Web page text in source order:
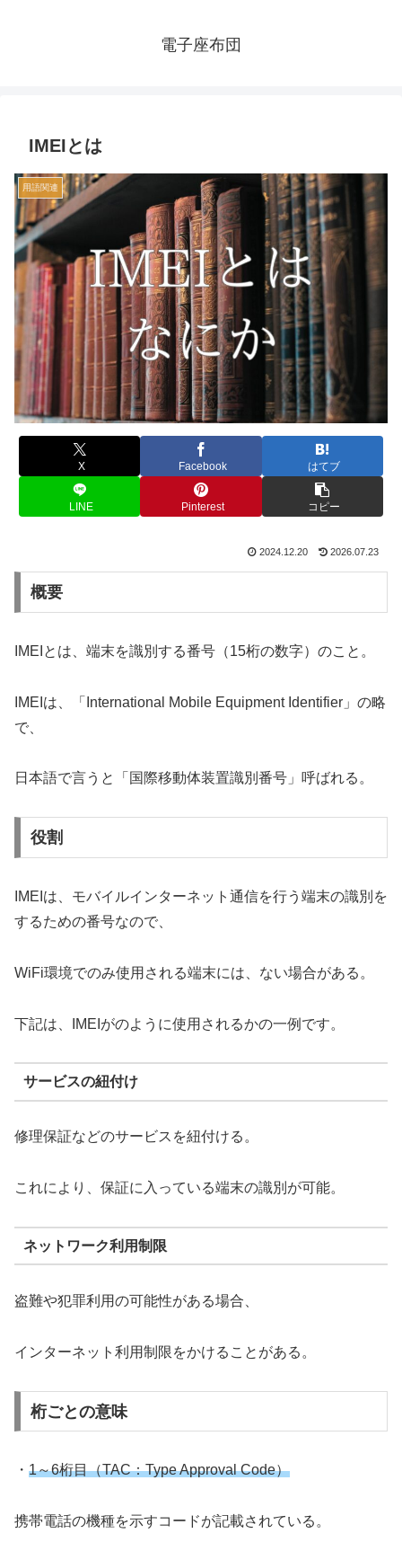
電子座布団
IMEIとは
用語関連
X Facebook はてブ
LINE Pinterest コピー
2024.12.20 2026.07.23
概要
IMEIとは、端末を識別する番号（15桁の数字）のこと。
IMEIは、「International Mobile Equipment Identifier」の略
で、
日本語で言うと「国際移動体装置識別番号」呼ばれる。
役割
IMEIは、モバイルインターネット通信を行う端末の識別を
するための番号なので、
WiFi環境でのみ使用される端末には、ない場合がある。
下記は、IMEIがのように使用されるかの一例です。
サービスの紐付け
修理保証などのサービスを紐付ける。
これにより、保証に入っている端末の識別が可能。
ネットワーク利用制限
盗難や犯罪利用の可能性がある場合、
インターネット利用制限をかけることがある。
桁ごとの意味
・ 1～6桁目（TAC：Type Approval Code）
携帯電話の機種を示すコードが記載されている。